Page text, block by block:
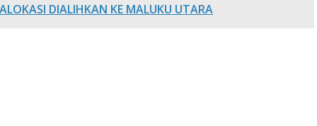
DIALIHKAN KE MALUKU UTARA